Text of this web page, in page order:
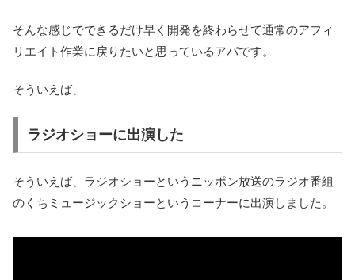
そんな感じでできるだけ早く開発を終わらせて通常のアフィ
リエイト作業に戻りたいと思っているアパです。
そういえば、
ラジオショーに出演した
そういえば、ラジオショーというニッポン放送のラジオ番組
のくちミュージックショーというコーナーに出演しました。